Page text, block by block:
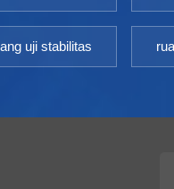
uji stabilitas